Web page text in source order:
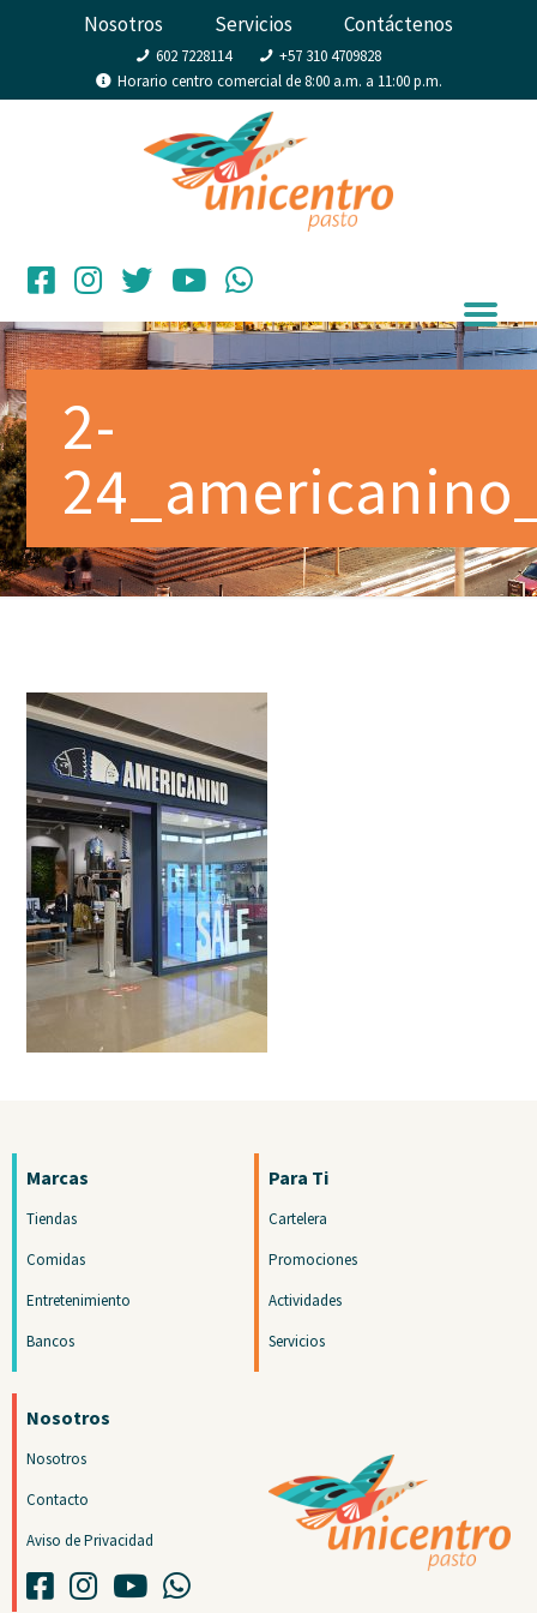
Nosotros Servicios Contáctenos
602 7228114
+57 310 4709828
Horario centro comercial de 8:00 a.m. a 11:00 p.m.
2-
Marcas
Tiendas
Comidas
Entretenimiento
Bancos
Para Ti
Cartelera
Promociones
Actividades
Servicios
Nosotros
Nosotros
Contacto
Aviso de Privacidad